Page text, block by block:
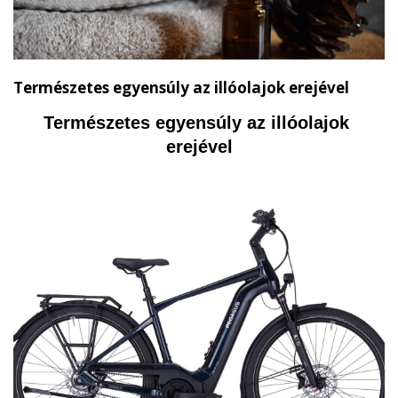
Természetes egyensúly az illóolajok erejével
Természetes egyensúly az illóolajok
erejével